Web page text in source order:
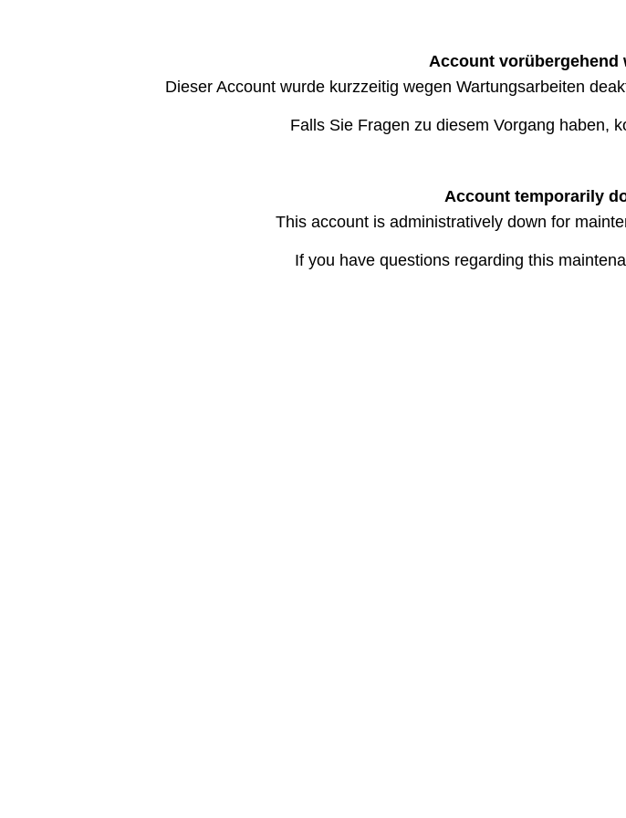
Account vorübergehend
Dieser Account wurde kurzzeitig wegen Wartungsarbeiten
Falls Sie Fragen zu diesem Vorgang haben,
Account temporarily
This account is administratively down for
If you have questions regarding this